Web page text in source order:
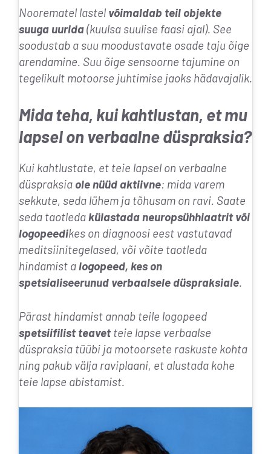
Noorematel lastel võimaldab teil objekte
suuga uurida(kuulsa suulise faasi ajal). See
soodustab a suu moodustavate osade taju õige
arendamine. Suu õige sensoorne tajumine on
tegelikult motoorse juhtimise jaoks hädavajalik.
Mida teha, kui kahtlustan, et mu
lapsel on verbaalne düspraksia?
Kui kahtlustate, et teie lapsel on verbaalne
düspraksia ole nüüd aktiivne: mida varem
sekkute, seda lühem ja tõhusam on ravi. Saate
seda taotledakülastada neuropsühhiaatrit või
logopeedikes on diagnoosi eest vastutavad
meditsiinitegelased, või võite taotleda
hindamist alogopeed, kes on
spetsialiseerunud verbaalsele düspraksiale.
Pärast hindamist annab teile logopeed
spetsiifilist teavetteie lapse verbaalse
düspraksia tüübi ja motoorsete raskuste kohta
ning pakub välja raviplaani, et alustada kohe
teie lapse abistamist.